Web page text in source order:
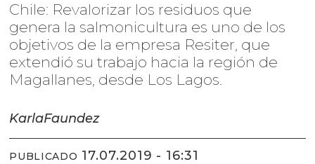
Chile: Revalorizar los residuos que
genera la salmonicultura es uno de los
objetivos de la empresa Resiter, que
extendió su trabajo hacia la región de
Magallanes, desde Los Lagos.
KarlaFaundez
PUBLICADO 17.07.2019 - 16:31